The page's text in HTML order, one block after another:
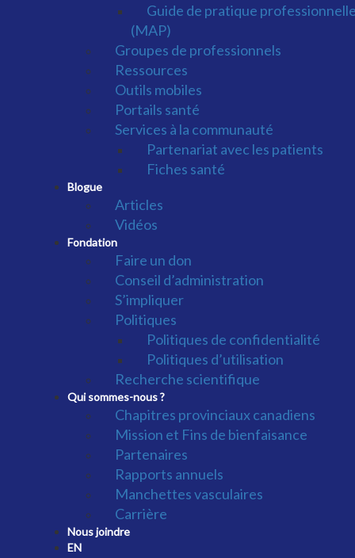
Guide de pratique
(MAP)
Groupes de professionnels
Ressources
Outils mobiles
Portails santé
Services à la communauté
Partenariat avec les patients
Fiches santé
Blogue
Articles
Vidéos
Fondation
Faire un don
Conseil d’administration
S’impliquer
Politiques
Politiques de confidentialité
Politiques d’utilisation
Recherche scientifique
Qui sommes-nous ?
Chapitres provinciaux canadiens
Mission et Fins de bienfaisance
Partenaires
Rapports annuels
Manchettes vasculaires
Carrière
Nous joindre
EN